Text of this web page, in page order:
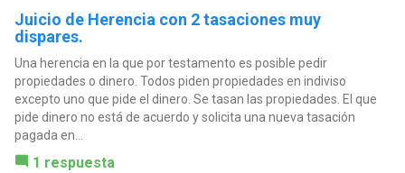
Juicio de Herencia con 2 tasaciones muy
dispares.
Una herencia en la que por testamento es posible pedir
propiedades o dinero. Todos piden propiedades en indiviso
excepto uno que pide el dinero. Se tasan las propiedades. El que
pide dinero no está de acuerdo y solicita una nueva tasación
pagada en...
1 respuesta